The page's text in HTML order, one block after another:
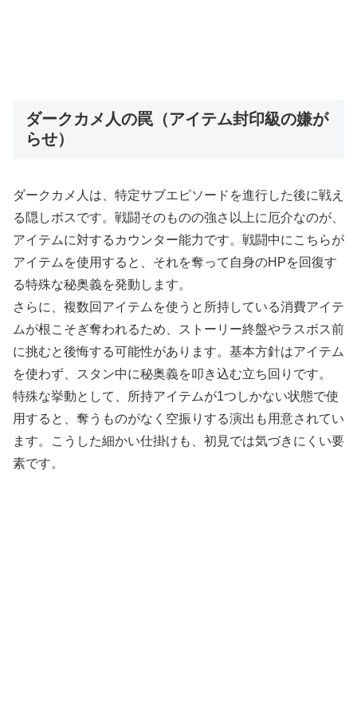
ダークカメ人の罠（アイテム封印級の嫌が
らせ）
ダークカメ人は、特定サブエピソードを進行した後に戦え
る隠しボスです。戦闘そのものの強さ以上に厄介なのが、
アイテムに対するカウンター能力です。戦闘中にこちらが
アイテムを使用すると、それを奪って自身のHPを回復す
る特殊な秘奥義を発動します。
さらに、複数回アイテムを使うと所持している消費アイテ
ムが根こそぎ奪われるため、ストーリー終盤やラスボス前
に挑むと後悔する可能性があります。基本方針はアイテム
を使わず、スタン中に秘奥義を叩き込む立ち回りです。
特殊な挙動として、所持アイテムが1つしかない状態で使
用すると、奪うものがなく空振りする演出も用意されてい
ます。こうした細かい仕掛けも、初見では気づきにくい要
素です。